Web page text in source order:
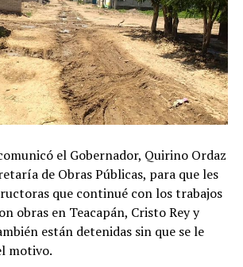
el Gobernador, Quirino Ordaz
de Obras Públicas, para que les
que continué con los trabajos
obras en Teacapán, Cristo Rey y
están detenidas sin que se le
motivo.